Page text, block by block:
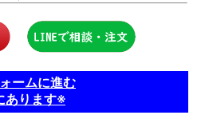
ームに進む
あります※